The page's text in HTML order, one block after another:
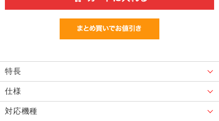
特長
仕様
対応機種